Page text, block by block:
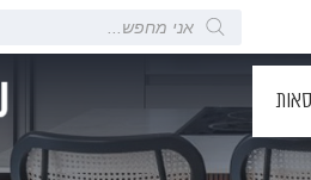
Products
search